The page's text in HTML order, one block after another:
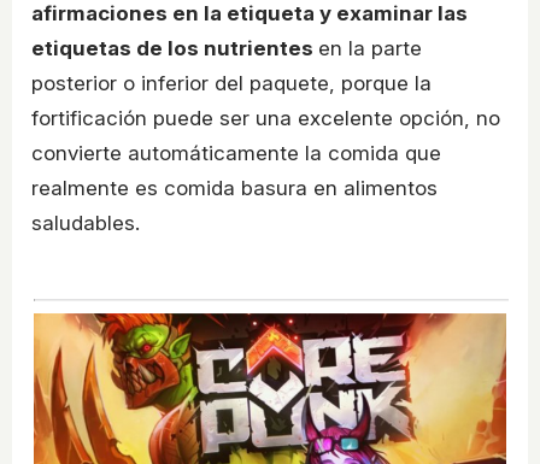
afirmaciones en la etiqueta y examinar las
etiquetas de los nutrientes en la parte
posterior o inferior del paquete, porque la
fortificación puede ser una excelente opción, no
convierte automáticamente la comida que
realmente es comida basura en alimentos
saludables.